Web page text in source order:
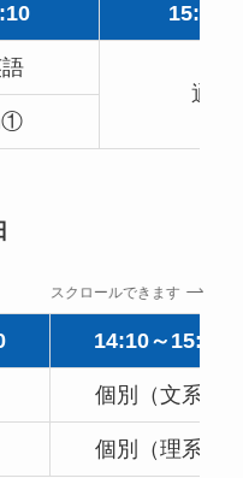
15:30
通常
スクロールできます
14:10～15:10
個別（文系）
個別（理系）